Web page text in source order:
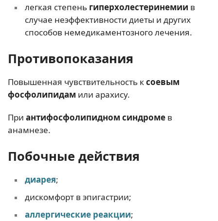
легкая степень гиперхолестеринемии в
случае неэффективности диеты и других
способов немедикаментозного лечения.
Противопоказания
Повышенная чувствительность ксоевым
фосфолипидам или арахису.
При антифосфолипидном синдроме в
анамнезе.
Побочные действия
диарея;
дискомфорт в эпигастрии;
аллергические реакции;